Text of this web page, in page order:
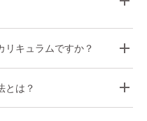
リキュラムですか？
とは？